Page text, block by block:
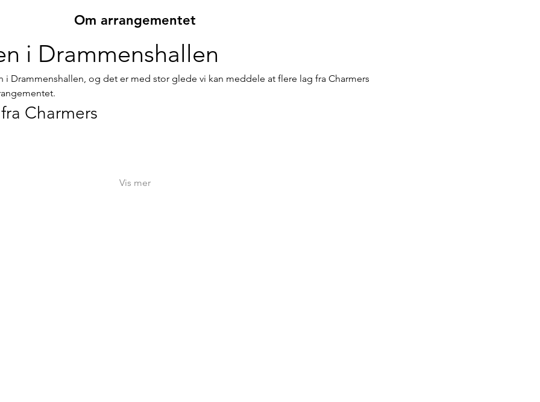
Om arrangementet
i Drammenshallen
i Drammenshallen, og det er med stor glede vi kan meddele at flere lag fra Charmers
Charmers
Vis mer